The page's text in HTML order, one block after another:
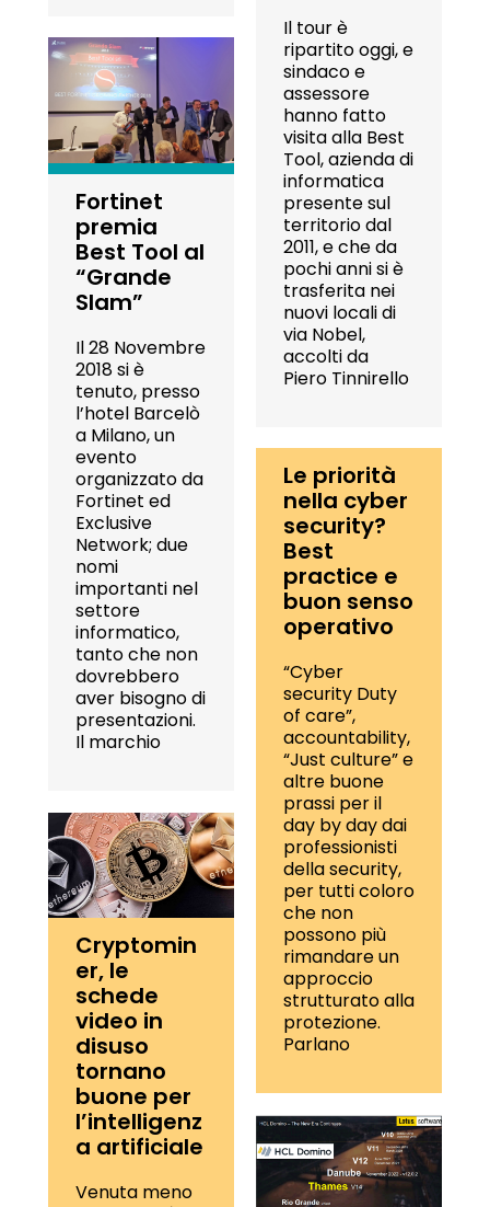
Il tour è
ripartito oggi, e
sindaco e
assessore
hanno fatto
visita alla Best
Tool, azienda di
informatica
presente sul
territorio dal
2011, e che da
pochi anni si è
trasferita nei
nuovi locali di
via Nobel,
accolti da
Piero Tinnirello
Fortinet
premia
Best Tool al
“Grande
Slam”
Il 28 Novembre
2018 si è
tenuto, presso
l’hotel Barcelò
a Milano, un
evento
organizzato da
Fortinet ed
Exclusive
Network; due
nomi
importanti nel
settore
informatico,
tanto che non
dovrebbero
aver bisogno di
presentazioni.
Il marchio
Le priorità
nella cyber
security?
Best
practice e
buon senso
operativo
“Cyber
security Duty
of care”,
accountability,
“Just culture” e
altre buone
prassi per il
day by day dai
professionisti
della security,
per tutti coloro
che non
possono più
rimandare un
approccio
strutturato alla
protezione.
Parlano
Cryptomin
er, le
schede
video in
disuso
tornano
buone per
l’intelligenz
a artificiale
Venuta meno